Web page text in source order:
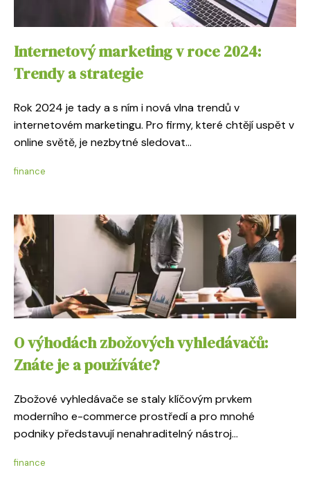
Internetový marketing v roce 2024:
Trendy a strategie
Rok 2024 je tady a s ním i nová vlna trendů v
internetovém marketingu. Pro firmy, které chtějí uspět v
online světě, je nezbytné sledovat...
finance
O výhodách zbožových vyhledávačů:
Znáte je a používáte?
Zbožové vyhledávače se staly klíčovým prvkem
moderního e-commerce prostředí a pro mnohé
podniky představují nenahraditelný nástroj...
finance